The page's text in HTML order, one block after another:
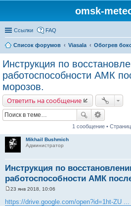
omsk-
Ссылки FAQ
Список форумов Viasala
Обогрев
Инструкция по
работоспособности АМК
морозов.
Ответить на сообщение
1 сообщение •
Mikhail Bushmich
Администратор
Инструкция по
работоспособности АМК
о
23 янв 2018, 10:06
https://drive.google.com/open?id=1ht-ZU